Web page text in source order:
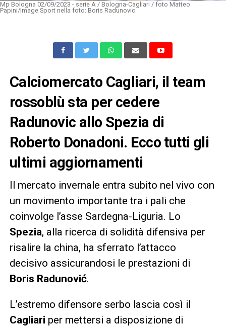
Mp Bologna 02/09/2023 - serie A / Bologna-Cagliari / foto Matteo
Papini/Image Sport nella foto: Boris Radunovic
Calciomercato Cagliari, il team
rossoblù sta per cedere
Radunovic allo Spezia di
Roberto Donadoni. Ecco tutti gli
ultimi aggiornamenti
Il mercato invernale entra subito nel vivo con
un movimento importante tra i pali che
coinvolge l’asse Sardegna-Liguria. Lo
Spezia, alla ricerca di solidità difensiva per
risalire la china, ha sferrato l’attacco
decisivo assicurandosi le prestazioni di
Boris Radunović.
L’estremo difensore serbo lascia così il
Cagliari per mettersi a disposizione di